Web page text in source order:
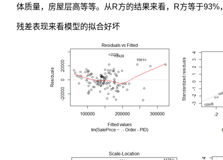
体质量，房屋层高等等。从R方的结果来看，R方等于
残差表现来看模型的拟合好坏